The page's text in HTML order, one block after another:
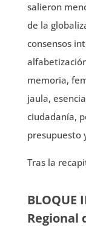
salieron
de la
consensos
memoria,
jaula,
ciudadanía,
presupuesto
Tras la
BLOQUE
Regional